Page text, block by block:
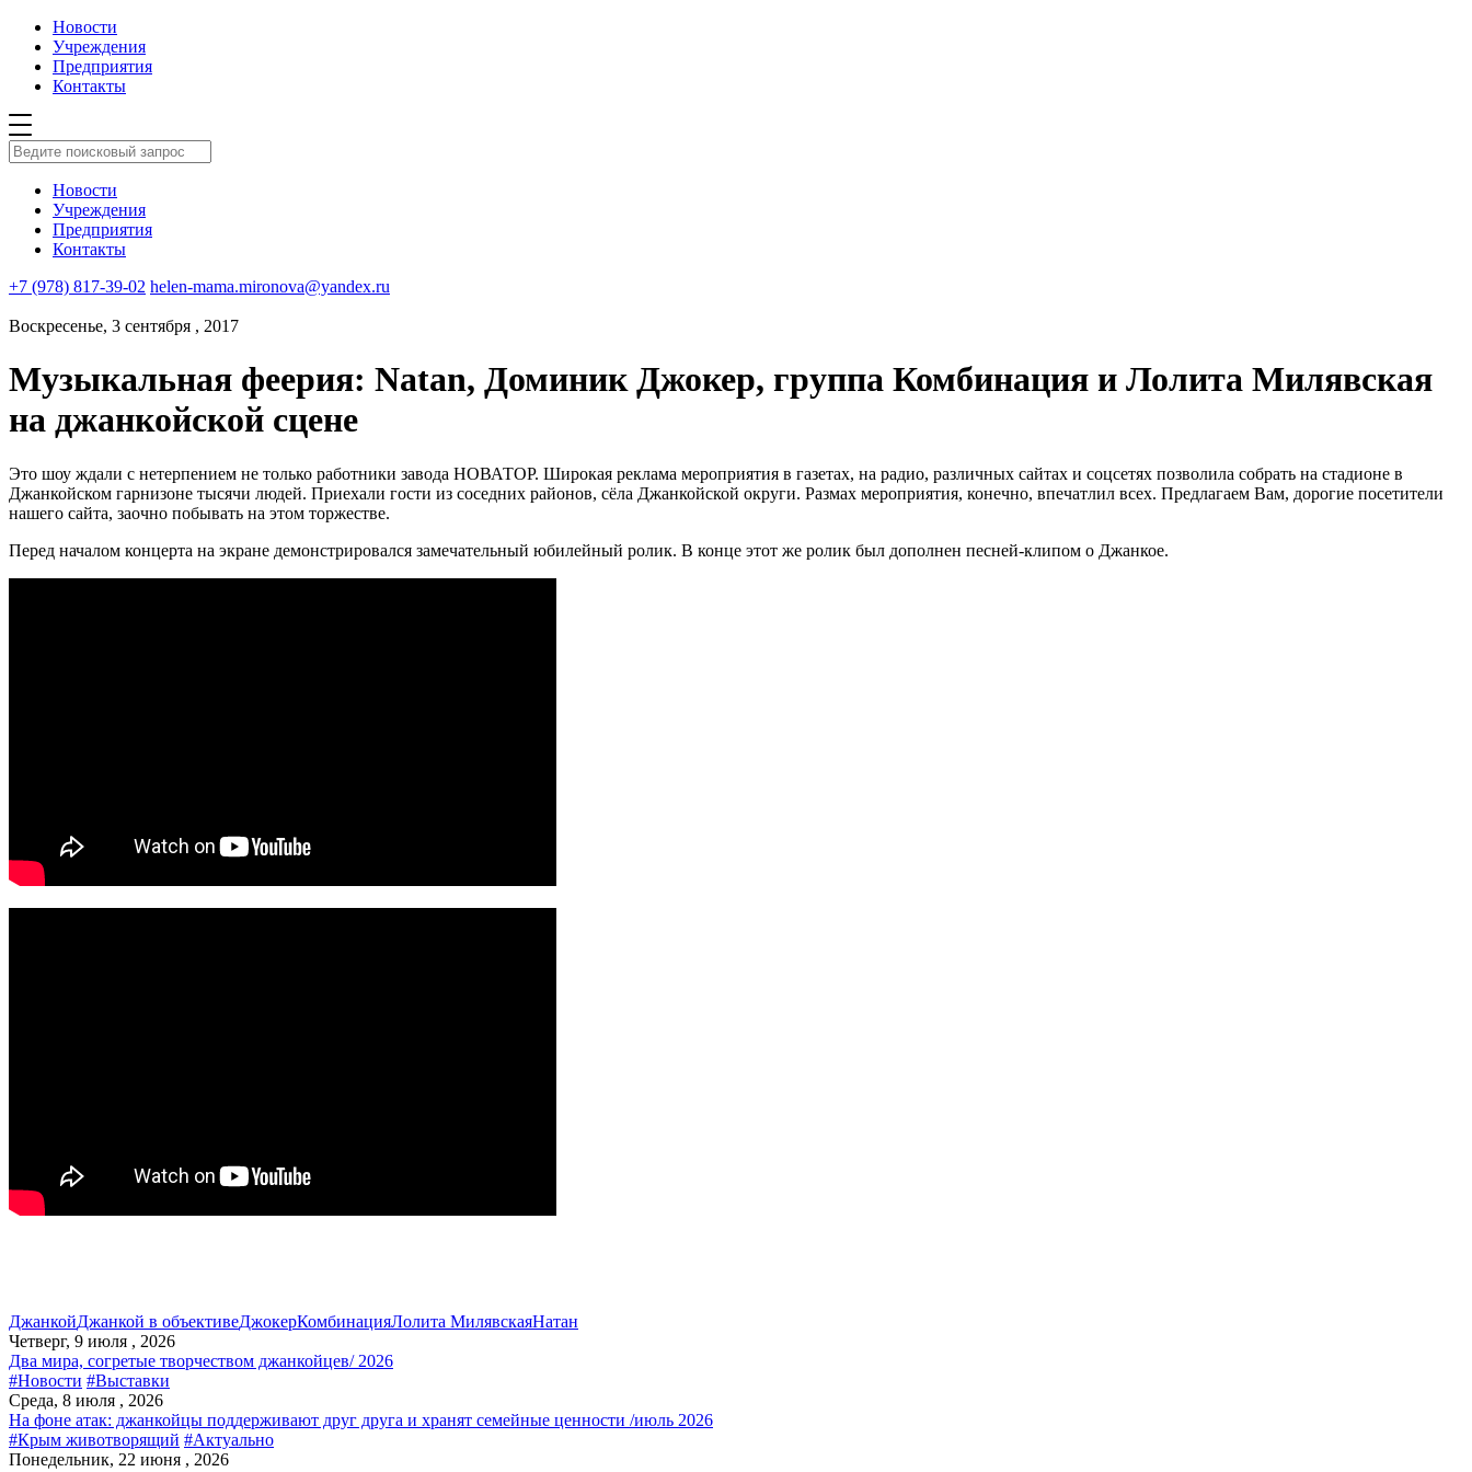
Новости
Учреждения
Предприятия
Контакты
Новости
Учреждения
Предприятия
Контакты
+7 (978) 817-39-02 helen-mama.mironova@yandex.ru
Воскресенье, 3 сентября , 2017
Музыкальная феерия: Natan, Доминик Джокер, группа Комбинация и Лолита Милявская
на джанкойской сцене
Это шоу ждали с нетерпением не только работники завода НОВАТОР. Широкая реклама мероприятия в газетах, на радио, различных сайтах и соцсетях позволила собрать на стадионе в
Джанкойском гарнизоне тысячи людей. Приехали гости из соседних районов, сёла Джанкойской округи. Размах мероприятия, конечно, впечатлил всех. Предлагаем Вам, дорогие посетители
нашего сайта, заочно побывать на этом торжестве.
Перед началом концерта на экране демонстрировался замечательный юбилейный ролик. В конце этот же ролик был дополнен песней-клипом о Джанкое.
ДжанкойДжанкой в объективеДжокерКомбинацияЛолита МилявскаяНатан
Четверг, 9 июля , 2026
Два мира, согретые творчеством джанкойцев/ 2026
#Новости #Выставки
Среда, 8 июля , 2026
На фоне атак: джанкойцы поддерживают друг друга и хранят семейные ценности /июль 2026
#Крым животворящий #Актуально
Понедельник, 22 июня , 2026